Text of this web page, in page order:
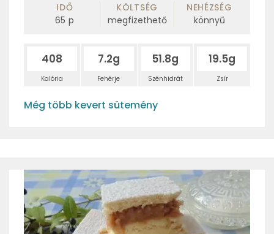
IDŐ
65 p
KÖLTSÉG
megfizethető
NEHÉZSÉG
könnyű
408
Kalória
7.2g
Fehérje
51.8g
Szénhidrát
19.5g
Zsír
Még több kevert sütemény